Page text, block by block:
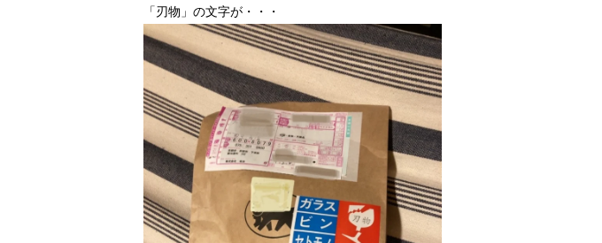
「刃物」の文字が・・・